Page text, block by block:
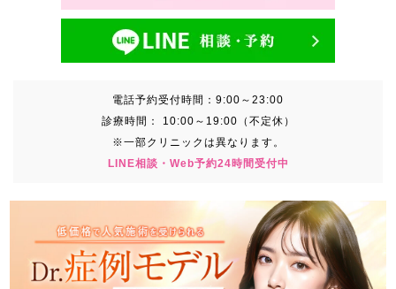
電話予約受付時間： 9:00～23:00
診療時間：
10:00～19:00（不定休）
※一部クリニックは異なります。
LINE相談・Web予約24時間受付中